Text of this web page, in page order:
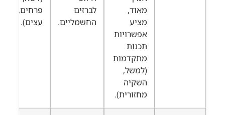
מאוד,
מציע
אפשרויות
תכנות
מתקדמות
(למשל,
השקיה
מחזורית).
לברזים
החשמליים.
פרחים,
עצים).